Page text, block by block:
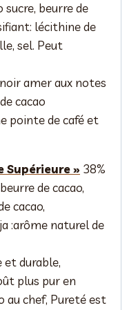
sucre, beurre de
lécithine de
sel. Peut
amer aux notes
cacao
pointe de café et
Supérieure » 38%
de cacao,
cacao,
:arôme naturel de
et durable,
plus pur en
au chef, Pureté est